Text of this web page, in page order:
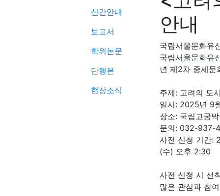
신간안내
보고서
학위논문
단행본
현장소식
안내
국립서울문화유
국립서울문화유
년 제2차 중세
주제: 고려의 도
일시: 2025년 9
장소: 국립고궁
문의: 032-937-
사전 신청 기간:
(수) 오후 2:30
사전 신청 시 선
많은 관심과 참